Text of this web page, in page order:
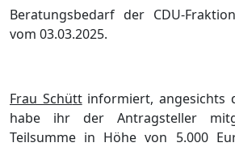
Beratungsbedarf der CDU-
vom 03.03.2025.
Frau Schüttinformiert, angesichts
habe ihr der Antragsteller
Teilsumme in Höhe von 5.000